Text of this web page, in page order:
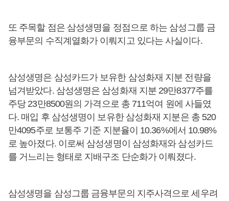
또 주목할 점은 삼성생명을 정점으로 하는 삼성그룹 금
융부문의 수직계열화가 이뤄지고 있다는 사실이다.
삼성생명은 삼성카드가 보유한 삼성화재 지분 전량을
넘겨받았다. 삼성생명은 삼성화재 지분 29만8377주를
주당 23만8500원의 가격으로 총 711억여 원에 사들였
다. 매입 후 삼성생명이 보유한 삼성화재 지분은 총 520
만4095주로 보통주 기준 지분율이 10.36%에서 10.98%
로 높아졌다. 이로써 삼성생명이 삼성화재와 삼성카드
를 거느리는 형태로 지배구조 단순화가 이뤄졌다.
삼성생명을 삼성그룹 금융부문의 지주사격으로 세우려